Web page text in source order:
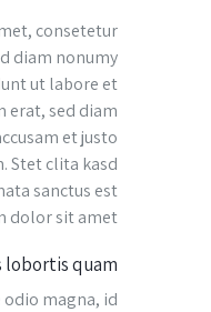
consetetur
diam nonumy
ut labore et
erat, sed diam
et justo
Stet clita kasd
sanctus est
dolor sit amet.
lobortis quam
magna, id